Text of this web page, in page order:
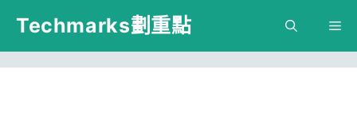
跳
主
Techmarks劃重點